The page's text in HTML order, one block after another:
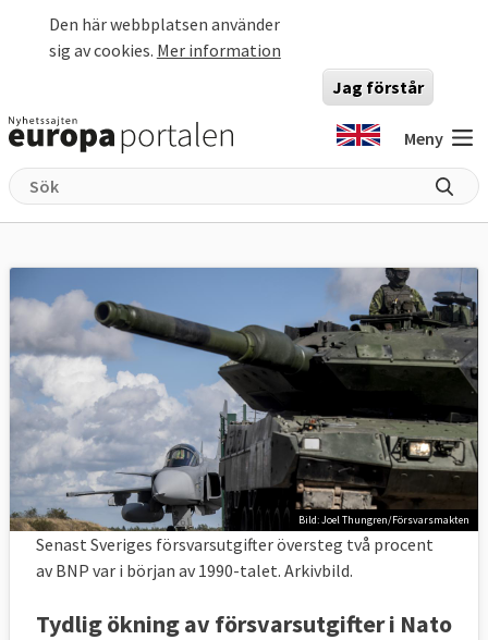
Den här webbplatsen använder
sig av cookies. Mer information
Jag förstår
Meny
Bild: Joel Thungren/Försvarsmakten
Senast Sveriges försvarsutgifter översteg två procent
av BNP var i början av 1990-talet. Arkivbild.
Tydlig ökning av försvarsutgifter i Nato